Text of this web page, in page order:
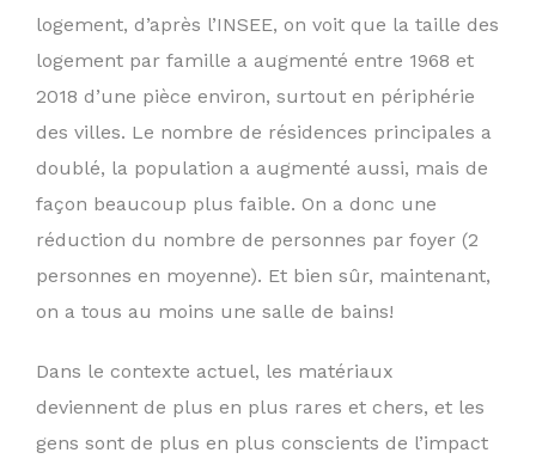
logement, d’après l’INSEE, on voit que la taille des
logement par famille a augmenté entre 1968 et
2018 d’une pièce environ, surtout en périphérie
des villes. Le nombre de résidences principales a
doublé, la population a augmenté aussi, mais de
façon beaucoup plus faible. On a donc une
réduction du nombre de personnes par foyer (2
personnes en moyenne). Et bien sûr, maintenant,
on a tous au moins une salle de bains!
Dans le contexte actuel, les matériaux
deviennent de plus en plus rares et chers, et les
gens sont de plus en plus conscients de l’impact